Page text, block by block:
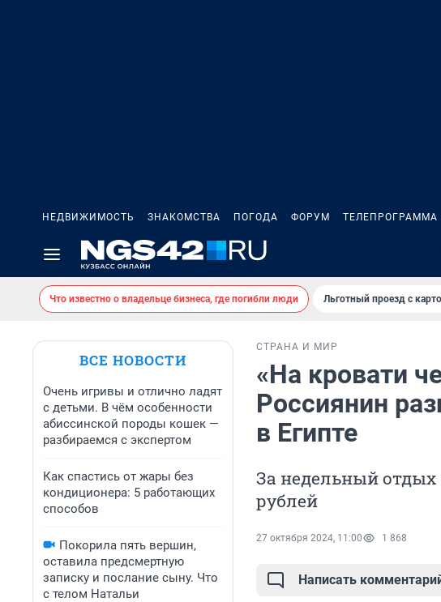
НЕДВИЖИМОСТЬ ЗНАКОМСТВА ПОГОДА ФОРУМ ТЕЛЕПРОГРАММА
Что известно о владельце бизнеса, где погибли люди Льготный проезд с
ВСЕ НОВОСТИ
Очень игривы и отлично ладят
с детьми. В чём особенности
абиссинской породы кошек —
разбираемся с экспертом
Как спастись от жары без
кондиционера: 5 работающих
способов
Покорила пять вершин,
оставила предсмертную
записку и послание сыну. Что
с телом Натальи
СТРАНА И МИР
«На кровати
Россиянин
в Египте
За недельный отдых
рублей
27 октября 2024, 11:00 1 868
Написать